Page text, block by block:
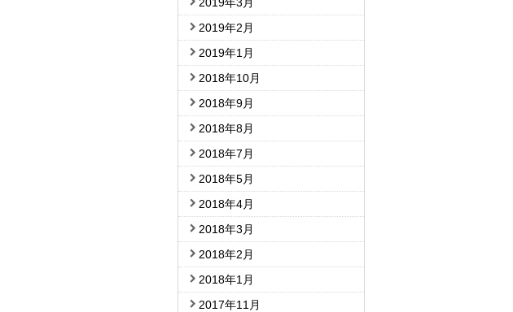
2019年2月
2019年1月
2018年10月
2018年9月
2018年8月
2018年7月
2018年5月
2018年4月
2018年3月
2018年2月
2018年1月
2017年11月